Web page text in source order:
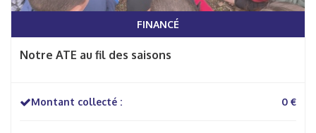
FINANCÉ
Notre ATE au fil des saisons
Montant collecté : 0 €